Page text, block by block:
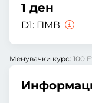
1 ден
D1: ПМВ
Менувачки курс: 100